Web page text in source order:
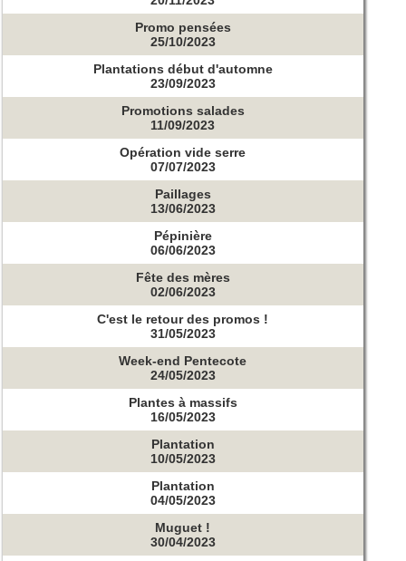
Promo pensées
25/10/2023
Plantations début d'automne
23/09/2023
Promotions salades
11/09/2023
Opération vide serre
07/07/2023
Paillages
13/06/2023
Pépinière
06/06/2023
Fête des mères
02/06/2023
C'est le retour des promos !
31/05/2023
Week-end Pentecote
24/05/2023
Plantes à massifs
16/05/2023
Plantation
10/05/2023
Plantation
04/05/2023
Muguet !
30/04/2023